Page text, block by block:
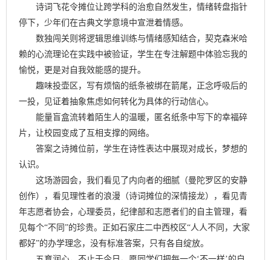
诗词飞花令摊位让跨学科的治愈自然发生，情绪转盘指针
停下，少年们在古典文学意境中宣泄着情感。
数独闯关则将逻辑思维训练与情绪感知结合，契克森米哈
赖的心流理论在实践中被验证，学生在专注解题中体验忘我的
愉悦，更是对自我效能感的提升。
趣味投壶区，写有烦恼的纸条被绑在箭尾，正念呼吸后的
一投，见证着抽象焦虑如何转化为具体的行动信心。
能量盲盒流转着陌生人的温暖，匿名纸条中写下的幸福碎
片，让校园变成了互相支撑的网络。
答案之诗摊位前，学生在诗性表达中展现对成长，梦想的
认识。
这场游园会，我们看见了内向者的细腻（曼陀罗区的安静
创作），看见理性者的浪漫（诗词摊位的深情接龙），看见青
年志愿者协会，心理委员，纪律部和志愿者们的自主管理，看
见每个“不同”的珍贵。正如石家庄二中西校区“人人不同，大家
都好”的办学理念，没有标准答案，只有各自绽放。